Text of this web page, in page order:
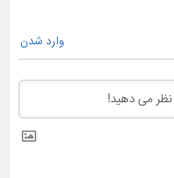
وارد شدن